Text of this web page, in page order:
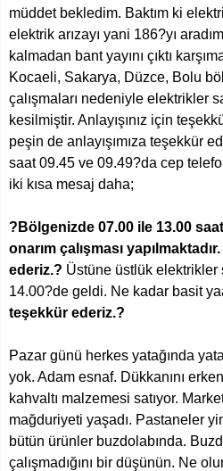
müddet bekledim. Baktım ki
elektrik arızayı yani 186?yı
kalmadan bant yayını çıktı
Kocaeli, Sakarya, Düzce, Bolu
çalışmaları nedeniyle elektrikler
kesilmiştir. Anlayışınız için
peşin de anlayışımıza teşekkür
saat 09.45 ve 09.49?da cep
iki kısa mesaj daha;
?Bölgenizde 07.00 ile 13.00
onarım çalışması
ederiz.? Üstüne üstlük elektrikler
14.00?de geldi. Ne kadar basit
teşekkür ederiz.?
Pazar günü herkes yatağında
yok. Adam esnaf. Dükkanını
kahvaltı malzemesi satıyor.
mağduriyeti yaşadı. Pastaneler
bütün ürünler buzdolabında.
çalışmadığını bir düşünün. Ne